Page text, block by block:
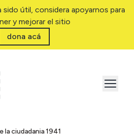
útil, considera apoyarnos para
y mejorar el sitio
dona acá
la ciudadania 1941